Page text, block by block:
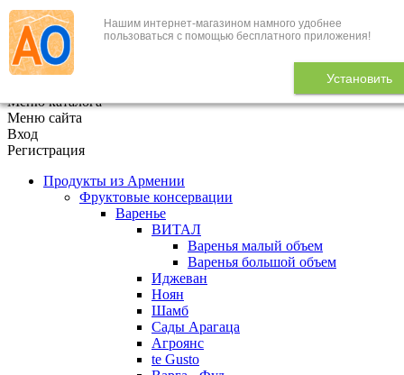
Нашим интернет-магазином намного удобнее
пользоваться с помощью бесплатного приложения!
Установить
+7 (495) 646-888-1
В корзине 0
Меню каталога
Меню сайта
Вход
Регистрация
Продукты из Армении
Фруктовые консервации
Варенье
ВИТАЛ
Варенья малый объем
Варенья большой объем
Иджеван
Ноян
Шамб
Сады Арагаца
Агроянс
te Gusto